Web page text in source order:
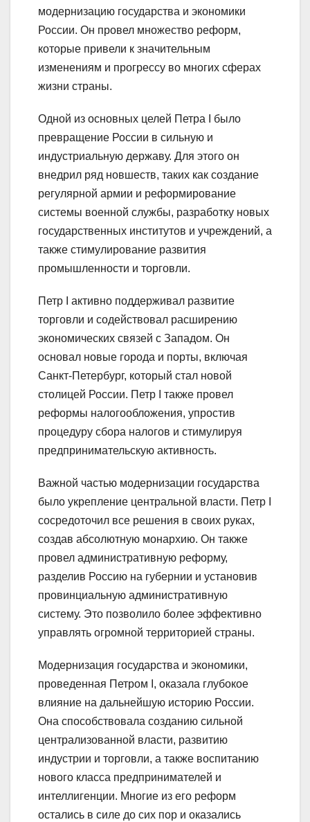
модернизацию государства и экономики
России. Он провел множество реформ,
которые привели к значительным
изменениям и прогрессу во многих сферах
жизни страны.
Одной из основных целей Петра I было
превращение России в сильную и
индустриальную державу. Для этого он
внедрил ряд новшеств, таких как создание
регулярной армии и реформирование
системы военной службы, разработку новых
государственных институтов и учреждений, а
также стимулирование развития
промышленности и торговли.
Петр I активно поддерживал развитие
торговли и содействовал расширению
экономических связей с Западом. Он
основал новые города и порты, включая
Санкт-Петербург, который стал новой
столицей России. Петр I также провел
реформы налогообложения, упростив
процедуру сбора налогов и стимулируя
предпринимательскую активность.
Важной частью модернизации государства
было укрепление центральной власти. Петр I
сосредоточил все решения в своих руках,
создав абсолютную монархию. Он также
провел административную реформу,
разделив Россию на губернии и установив
провинциальную административную
систему. Это позволило более эффективно
управлять огромной территорией страны.
Модернизация государства и экономики,
проведенная Петром I, оказала глубокое
влияние на дальнейшую историю России.
Она способствовала созданию сильной
централизованной власти, развитию
индустрии и торговли, а также воспитанию
нового класса предпринимателей и
интеллигенции. Многие из его реформ
остались в силе до сих пор и оказались